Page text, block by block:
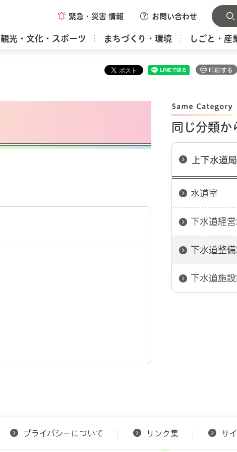
緊急・災害 情報 お問い合わせ
観光・文化・スポーツ まちづくり・環境 しごと・産
印刷する
同じ分類か
上下水道局
水道室
下水道経
下水道整
下水道施
プライバシーについて リンク集 サ